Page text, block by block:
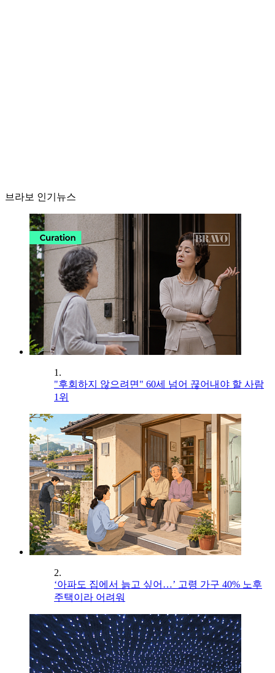
브라보 인기뉴스
1.
"후회하지 않으려면" 60세 넘어 끊어내야 할 사람
1위
2.
‘아파도 집에서 늙고 싶어…’ 고령 가구 40% 노후
주택이라 어려워